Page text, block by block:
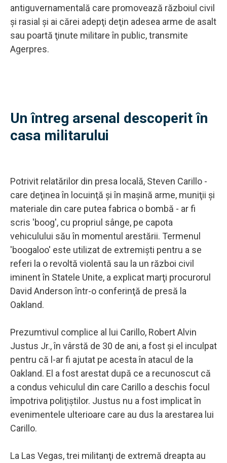
antiguvernamentală care promovează războiul civil
şi rasial şi ai cărei adepţi deţin adesea arme de asalt
sau poartă ţinute militare în public, transmite
Agerpres.
Un întreg arsenal descoperit în
casa militarului
Potrivit relatărilor din presa locală, Steven Carillo -
care deţinea în locuinţă şi în maşină arme, muniţii şi
materiale din care putea fabrica o bombă - ar fi
scris 'boog', cu propriul sânge, pe capota
vehiculului său în momentul arestării. Termenul
'boogaloo' este utilizat de extremişti pentru a se
referi la o revoltă violentă sau la un război civil
iminent în Statele Unite, a explicat marţi procurorul
David Anderson într-o conferinţă de presă la
Oakland.
Prezumtivul complice al lui Carillo, Robert Alvin
Justus Jr., în vârstă de 30 de ani, a fost şi el inculpat
pentru că l-ar fi ajutat pe acesta în atacul de la
Oakland. El a fost arestat după ce a recunoscut că
a condus vehiculul din care Carillo a deschis focul
împotriva poliţiştilor. Justus nu a fost implicat în
evenimentele ulterioare care au dus la arestarea lui
Carillo.
La Las Vegas, trei militanţi de extremă dreapta au